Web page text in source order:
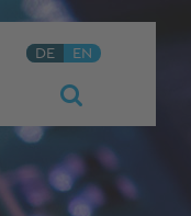
DE EN